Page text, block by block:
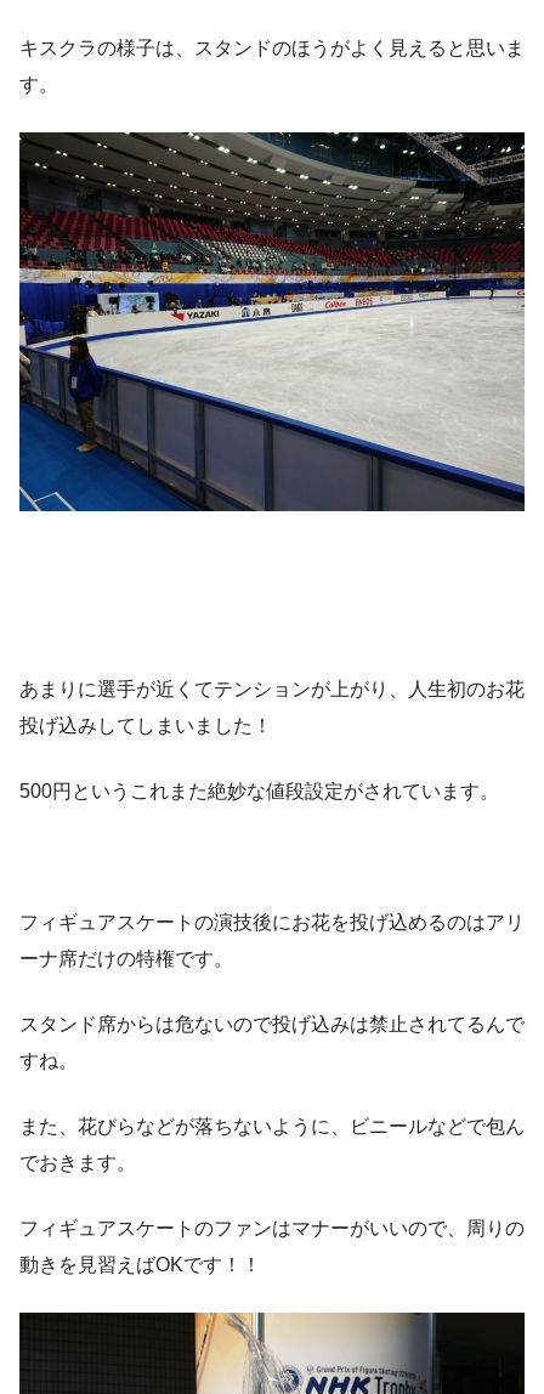
キスクラの様子は、スタンドのほうがよく見えると思いま
す。
あまりに選手が近くてテンションが上がり、人生初のお花
投げ込みしてしまいました！
500円というこれまた絶妙な値段設定がされています。
フィギュアスケートの演技後にお花を投げ込めるのはアリ
ーナ席だけの特権です。
スタンド席からは危ないので投げ込みは禁止されてるんで
すね。
また、花びらなどが落ちないように、ビニールなどで包ん
でおきます。
フィギュアスケートのファンはマナーがいいので、周りの
動きを見習えばOKです！！